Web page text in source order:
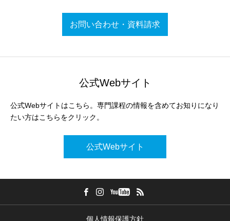
お問い合わせ・資料請求
公式Webサイト
公式Webサイトはこちら。専門課程の情報を含めてお知りになり
たい方はこちらをクリック。
公式Webサイト
個人情報保護方針